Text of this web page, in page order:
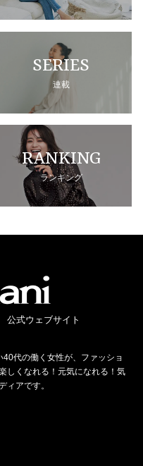
SERIES
連載
RANKING
ランキング
公式ウェブサイト
代の働く女性が、ファッショ
しくなれる！元気になれる！気
ィアです。